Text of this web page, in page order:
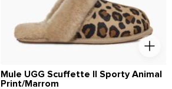
Mule UGG Scuffette II Sporty Animal
Print/Marrom